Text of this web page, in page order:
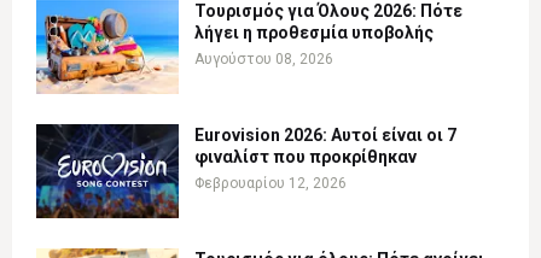
Τουρισμός για Όλους 2026: Πότε
λήγει η προθεσμία υποβολής
Αυγούστου 08, 2026
Eurovision 2026: Αυτοί είναι οι 7
φιναλίστ που προκρίθηκαν
Φεβρουαρίου 12, 2026